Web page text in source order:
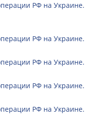
РФ на Украине.
РФ на Украине.
РФ на Украине.
РФ на Украине.
РФ на Украине.